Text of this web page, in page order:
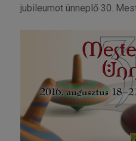
jubileumot ünneplő 30.